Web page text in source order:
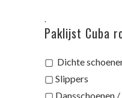
.
Paklijst Cuba
▢ Dichte
▢ Slippers
▢ Dansschoenen